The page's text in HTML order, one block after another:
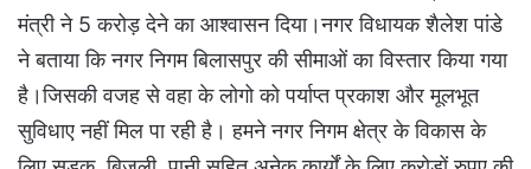
मंत्री ने 5 करोड़ देने का आश्वासन दिया।नगर विधायक शैलेश पांडे
ने बताया कि नगर निगम बिलासपुर की सीमाओं का विस्तार किया गया
है।जिसकी वजह से वहा के लोगो को पर्याप्त प्रकाश और मूलभूत
सुविधाए नहीं मिल पा रही है। हमने नगर निगम क्षेत्र के विकास के